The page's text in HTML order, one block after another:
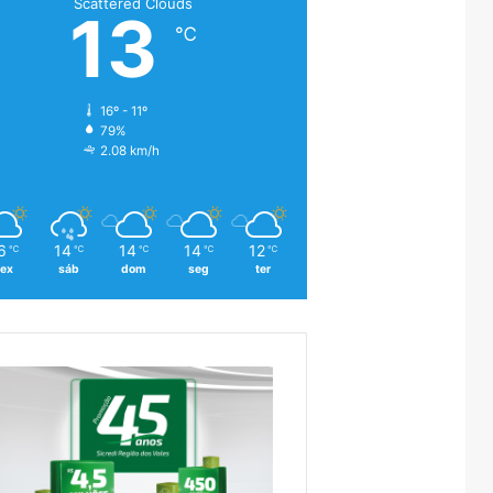
13 ℃
16º - 11º
79%
2.08 km/h
℃ 14 ℃
sáb
14 ℃
dom
14 ℃
seg
12 ℃
ter